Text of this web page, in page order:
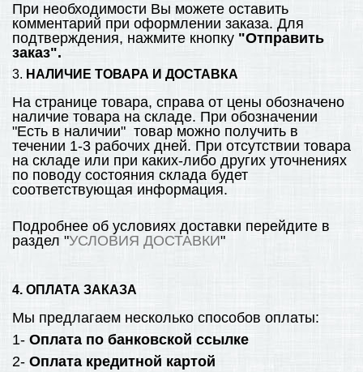
При необходимости Вы можете оставить
комментарий при оформлении заказа. Для
подтверждения, нажмите кнопку "Отправить
заказ".
3. НАЛИЧИЕ ТОВАРА И ДОСТАВКА
На странице товара, справа от цены обозначено
наличие товара на складе. При обозначении
"Есть в наличии" товар можно получить в
течении 1-3 рабочих дней. При отсутствии товара
на складе или при каких-либо других уточнениях
по поводу состояния склада будет
соответствующая информация.
Подробнее об условиях доставки перейдите в
раздел "УСЛОВИЯ ДОСТАВКИ"
4. ОПЛАТА ЗАКАЗА
Мы предлагаем несколько способов оплаты:
1- Оплата по банковской ссылке
2- Оплата кредитной картой